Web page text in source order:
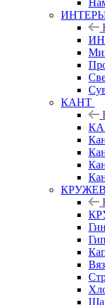
КАНТ